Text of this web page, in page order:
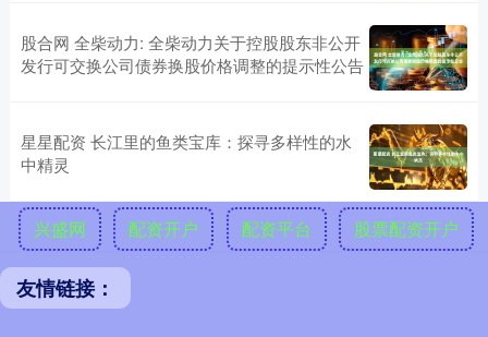
股合网 全柴动力: 全柴动力关于控股股东非公开
发行可交换公司债券换股价格调整的提示性公告
星星配资 长江里的鱼类宝库：探寻多样性的水
中精灵
兴盛网 配资开户 配资平台 股票配资开户
友情链接：